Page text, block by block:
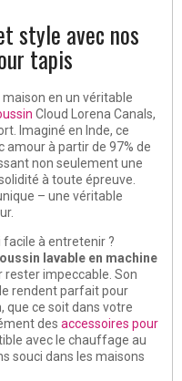
style avec nos
tapis
en un véritable
Cloud Lorena Canals,
Imaginé en Inde, ce
amour à partir de 97% de
non seulement une
à toute épreuve.
– une véritable
facile à entretenir ?
lavable en machine
rester impeccable. Son
rendent parfait pour
que ce soit dans votre
des accessoires pour
avec le chauffage au
souci dans les maisons